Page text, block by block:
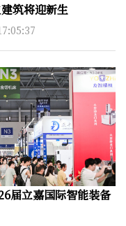
筑将迎新生
届立嘉国际智能装备